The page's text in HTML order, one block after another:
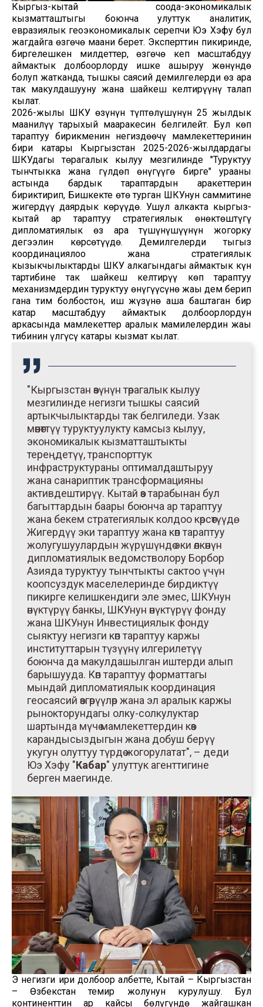
Кыргыз-кытай соода-экономикалык
кызматташтыгы боюнча улуттук аналитик,
евразиялык геоэкономикалык серепчи Юэ Хэфу бул
жагдайга өзгөчө маани берет. Эксперттин пикиринде,
биргелешкен милдеттер, өзгөчө кеп масштабдуу
аймактык долбоорлорду ишке ашыруу жөнүндө
болуп жатканда, тышкы саясий демилгелерди өз ара
так макулдашууну жана шайкеш келтирүүнү талап
кылат.
2026-жылы ШКУ өзүнүн түптөлүшүнүн 25 жылдык
маанилүү тарыхый мааракесин белгилейт. Бул көп
тараптуу бирикменин негиздөөчү мамлекеттеринин
бири катары Кыргызстан 2025-2026-жылдардагы
ШКУдагы төрагалык кылуу мезгилинде "Туруктуу
тынчтыкка жана гүлдөп өнүгүүгө бирге" урааны
астында бардык тараптардын аракеттерин
бириктирип, Бишкекте өтө турган ШКУнун саммитине
жигердүү даярдык көрүүдө. Ушул алкакта кыргыз-
кытай ар тараптуу стратегиялык өнөктөштүгү
дипломатиялык өз ара түшүнүшүүнүн жогорку
деңгээлин көрсөтүүдө. Демилгелерди тыгыз
координациялоо жана стратегиялык
кызыкчылыктарды ШКУ алкагындагы аймактык күн
тартибине так шайкеш келтирүү көп тараптуу
механизмдердин туруктуу өнүгүүсүнө жаңы дем берип
гана тим болбостон, иш жүзүнө аша баштаган бир
катар масштабдуу аймактык долбоорлордун
аркасында мамлекеттер аралык мамилелердин жаңы
тибинин үлгүсү катары кызмат кылат.
"Кыргызстан өзүнүн төрагалык кылуу
мезгилинде негизги тышкы саясий
артыкчылыктарды так белгиледи. Узак
мөөнөттүү туруктуулукту камсыз кылуу,
экономикалык кызматташтыкты
тереңдетүү, транспорттук
инфраструктураны оптималдаштыруу
жана санариптик трансформацияны
активдештирүү. Кытай өз тарабынан бул
багыттардын баары боюнча ар тараптуу
жана бекем стратегиялык колдоо көрсөтүүдө.
Жигердүү эки тараптуу жана көп тараптуу
жолугушуулардын жүрүшүндө эки өлкөнүн
дипломатиялык ведомстволору Борбор
Азияда туруктуу тынчтыкты сактоо үчүн
коопсуздук маселелеринде бирдиктүү
пикирге келишкендиги эле эмес, ШКУнун
өнүктүрүү банкы, ШКУнун өнүктүрүү фонду
жана ШКУнун Инвестициялык фонду
сыяктуу негизги көп тараптуу каржы
институттарын түзүүнү илгерилетүү
боюнча да макулдашылган иштерди алып
барышууда. Көп тараптуу форматтагы
мындай дипломатиялык координация
геосаясий өзгөрүүлөр жана эл аралык каржы
рынокторундагы олку-солкулуктар
шартында мүчө мамлекеттердин көз
карандысыздыгын жана добуш берүү
укугун олуттуу түрдө жогорулатат", – деди
Юэ Хэфу "Кабар" улуттук агенттигине
берген маегинде.
Эң негизги ири долбоор албетте, Кытай – Кыргызстан
– Өзбекстан темир жолунун курулушу. Бул
континенттин ар кайсы бөлүгүндө жайгашкан